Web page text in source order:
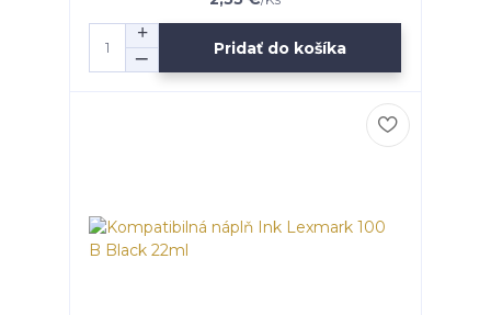
Pridať do košíka